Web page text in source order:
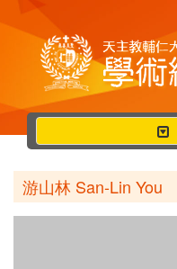
行
動
選
單
游山林 San-Lin You